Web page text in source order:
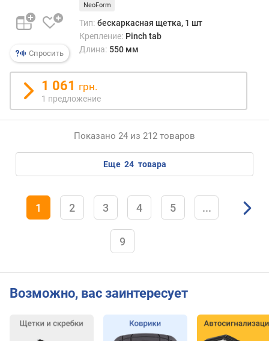
Спросить
NeoForm
Тип: бескаркасная щетка, 1 шт
Крепление: Pinch tab
Длина: 550 мм
1 061 грн.
1 предложение
Показано 24 из 212 товаров
еще 24 товара
1 2 3 4 5 ...
9
Возможно, вас заинтересует